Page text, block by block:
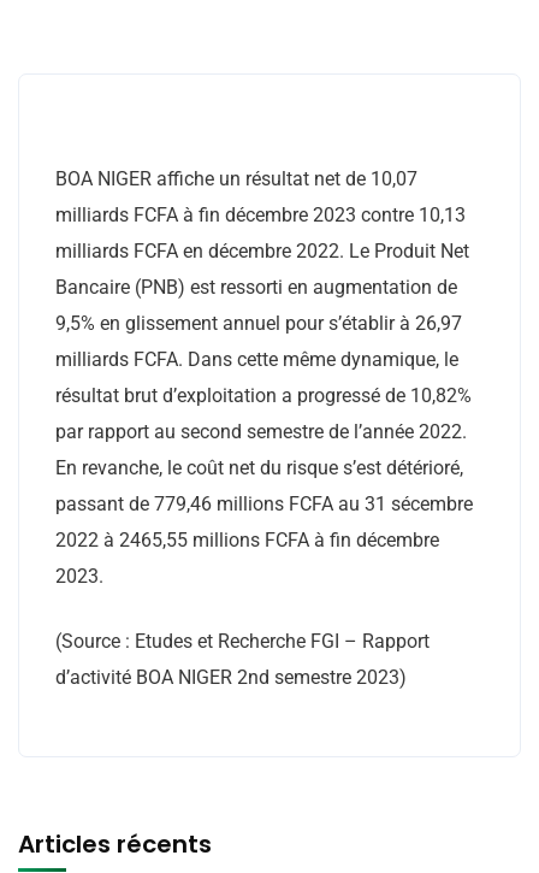
BOA NIGER affiche un résultat net de 10,07
milliards FCFA à fin décembre 2023 contre 10,13
milliards FCFA en décembre 2022. Le Produit Net
Bancaire (PNB) est ressorti en augmentation de
9,5% en glissement annuel pour s’établir à 26,97
milliards FCFA. Dans cette même dynamique, le
résultat brut d’exploitation a progressé de 10,82%
par rapport au second semestre de l’année 2022.
En revanche, le coût net du risque s’est détérioré,
passant de 779,46 millions FCFA au 31 sécembre
2022 à 2465,55 millions FCFA à fin décembre
2023.
(Source : Etudes et Recherche FGI – Rapport
d’activité BOA NIGER 2nd semestre 2023)
Articles récents